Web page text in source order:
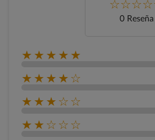
0 Reseña
★★★★★
★★★★☆
★★★☆☆
★★☆☆☆